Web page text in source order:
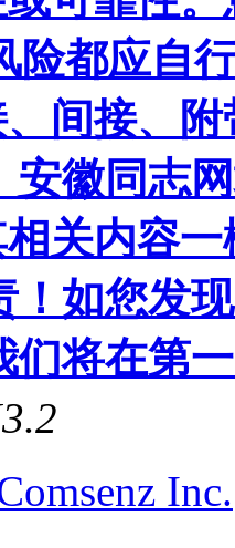
险都应自
间接、
安徽同志
关内容
！如您发
们将在第
Inc.